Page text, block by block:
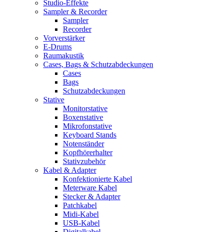
Studio-Effekte
Sampler & Recorder
Sampler
Recorder
Vorverstärker
E-Drums
Raumakustik
Cases, Bags & Schutzabdeckungen
Cases
Bags
Schutzabdeckungen
Stative
Monitorstative
Boxenstative
Mikrofonstative
Keyboard Stands
Notenständer
Kopfhörerhalter
Stativzubehör
Kabel & Adapter
Konfektionierte Kabel
Meterware Kabel
Stecker & Adapter
Patchkabel
Midi-Kabel
USB-Kabel